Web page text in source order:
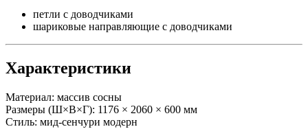
петли с доводчиками
шариковые направляющие с доводчиками
Характеристики
Материал: массив сосны
Размеры (Ш×В×Г): 1176 × 2060 × 600 мм
Стиль: мид-сенчури модерн